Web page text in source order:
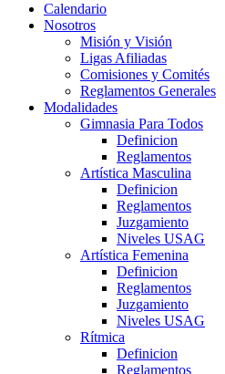
Calendario
Nosotros
Misión y Visión
Ligas Afiliadas
Comisiones y Comités
Reglamentos Generales
Modalidades
Gimnasia Para Todos
Definicion
Reglamentos
Artística Masculina
Definicion
Reglamentos
Juzgamiento
Niveles USAG
Artística Femenina
Definicion
Reglamentos
Juzgamiento
Niveles USAG
Rítmica
Definicion
Reglamentos